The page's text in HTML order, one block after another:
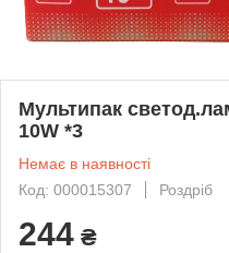
Мультипак
10W *3
Немає в наявності
Код: 000015307
Роздріб
244 ₴